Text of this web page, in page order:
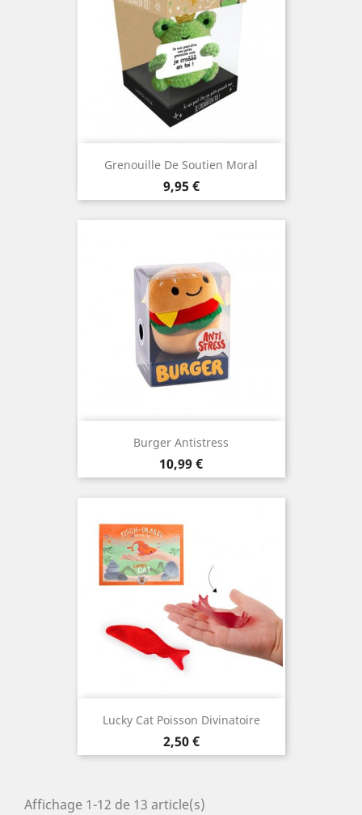
Grenouille De Soutien Moral
Prix
9,95 €
Burger Antistress
Prix
10,99 €
Lucky Cat Poisson Divinatoire
Prix
2,50 €
Affichage 1-12 de 13 article(s)